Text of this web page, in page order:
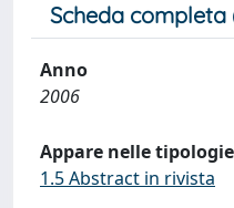
Scheda completa
Anno
2006
Appare nelle
1.5 Abstract in rivista